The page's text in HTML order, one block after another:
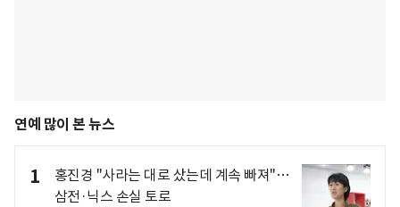
연예 많이 본 뉴스
1
홍진경 "사라는 대로 샀는데 계속 빠져"…
삼전·닉스 손실 토로